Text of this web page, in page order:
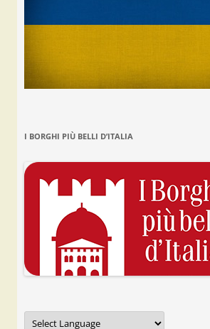
I BORGHI PIÙ BELLI D’ITALIA